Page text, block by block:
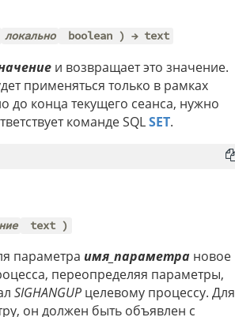
локально boolean ) → text
и возвращает это значение.
применяться только в рамках
до конца текущего сеанса, нужно
команде SQLSET.
text )
параметра имя_параметра новое
переопределяя параметры,
SIGHANGUP целевому процессу. Для
он должен быть объявлен с